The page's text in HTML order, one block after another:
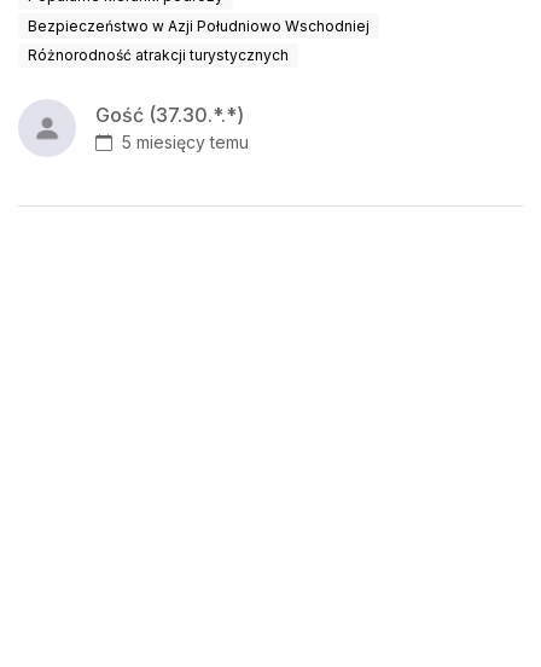
Bezpieczeństwo w Azji Południowo Wschodniej
Różnorodność atrakcji turystycznych
Gość (37.30.*.*)
5 miesięcy temu